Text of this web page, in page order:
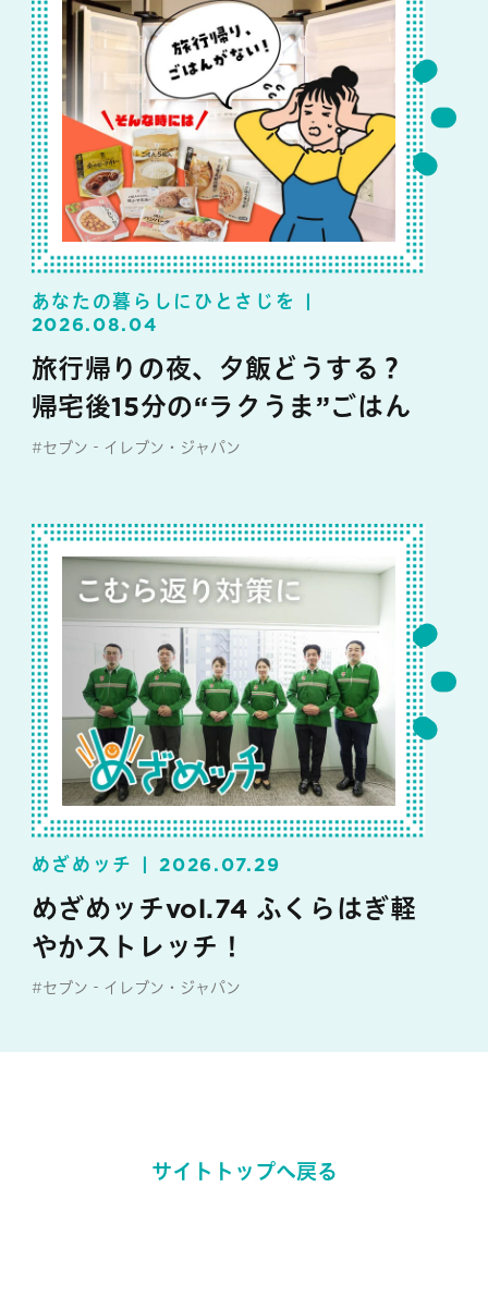
あなたの暮らしにひとさじを
2026.08.04
旅行帰りの夜、夕飯どうする？
帰宅後15分の“ラクうま”ごはん
#セブン‐イレブン・ジャパン
めざめッチ 2026.07.29
めざめッチvol.74 ふくらはぎ軽
やかストレッチ！
#セブン‐イレブン・ジャパン
サイトトップへ戻る